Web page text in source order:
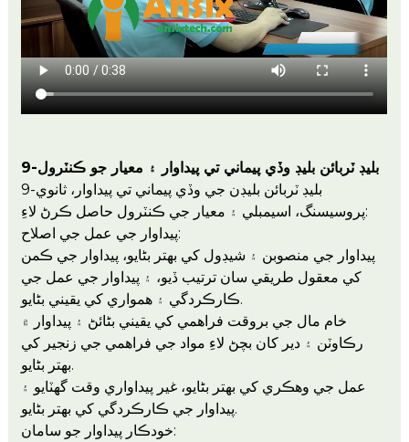
9-بليڊ ٽربائن بليڊ وڏي پيماني تي پيداوار ۽ معيار جو ڪنٽرول
9-بليڊ ٽربائن بليڊن جي وڏي پيماني تي پيداوار، ثانوي
پروسيسنگ، اسيمبلي ۽ معيار جي ڪنٽرول حاصل ڪرڻ لاءِ:
پيداوار جي عمل جي اصلاح:
پيداوار جي منصوبن ۽ شيڊول کي بهتر بڻايو، پيداوار جي ڪمن
کي معقول طريقي سان ترتيب ڏيو، ۽ پيداوار جي عمل جي
ڪارڪردگي ۽ همواري کي يقيني بڻايو.
خام مال جي بروقت فراهمي کي يقيني بڻائڻ ۽ پيداوار ۾
رڪاوٽن ۽ دير کان بچڻ لاءِ مواد جي فراهمي جي زنجير کي
بهتر بڻايو.
عمل جي وهڪري کي بهتر بڻايو، غير پيداواري وقت گھٽايو ۽
پيداوار جي ڪارڪردگي کي بهتر بڻايو.
خودڪار پيداوار جو سامان: